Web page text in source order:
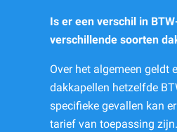
Is er een verschil in
verschillende soorten
Over het algemeen geldt
dakkapellen hetzelfde
specifieke gevallen kan
tarief van toepassing zijn.